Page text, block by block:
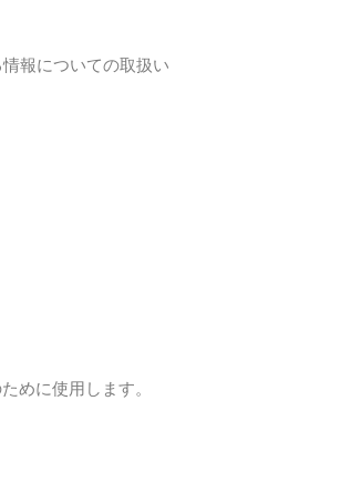
報についての取扱い
めに使用します。